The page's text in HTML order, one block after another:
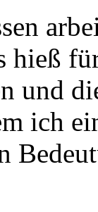
hieß
und
ich